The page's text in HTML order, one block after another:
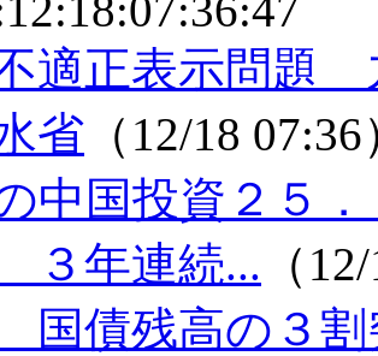
適正表示問題
省 （12/18
中国投資２５
３年連続... （
国債残高の３